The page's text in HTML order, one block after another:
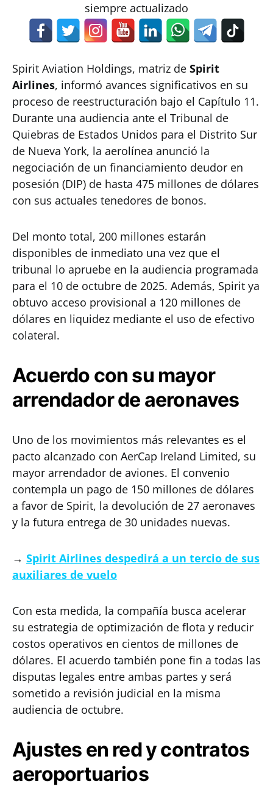
siempre actualizado
Spirit Aviation Holdings, matriz de Spirit
Airlines, informó avances significativos en su
proceso de reestructuración bajo el Capítulo 11.
Durante una audiencia ante el Tribunal de
Quiebras de Estados Unidos para el Distrito Sur
de Nueva York, la aerolínea anunció la
negociación de un financiamiento deudor en
posesión (DIP) de hasta 475 millones de dólares
con sus actuales tenedores de bonos.
Del monto total, 200 millones estarán
disponibles de inmediato una vez que el
tribunal lo apruebe en la audiencia programada
para el 10 de octubre de 2025. Además, Spirit ya
obtuvo acceso provisional a 120 millones de
dólares en liquidez mediante el uso de efectivo
colateral.
Acuerdo con su mayor
arrendador de aeronaves
Uno de los movimientos más relevantes es el
pacto alcanzado con AerCap Ireland Limited, su
mayor arrendador de aviones. El convenio
contempla un pago de 150 millones de dólares
a favor de Spirit, la devolución de 27 aeronaves
y la futura entrega de 30 unidades nuevas.
→ Spirit Airlines despedirá a un tercio de sus
auxiliares de vuelo
Con esta medida, la compañía busca acelerar
su estrategia de optimización de flota y reducir
costos operativos en cientos de millones de
dólares. El acuerdo también pone fin a todas las
disputas legales entre ambas partes y será
sometido a revisión judicial en la misma
audiencia de octubre.
Ajustes en red y contratos
aeroportuarios